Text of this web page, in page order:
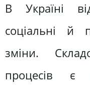
В Україні
соціальні й
зміни.
процесів є